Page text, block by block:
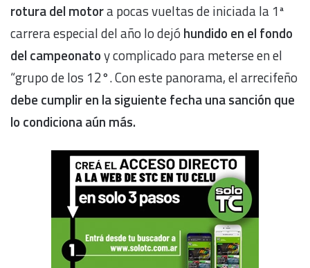
rotura del motora pocas vueltas de iniciada la 1ª
carrera especial del año lo dejó hundido en el fondo
del campeonatoy complicado para meterse en el
“grupo de los 12°. Con este panorama, el arrecifeño
debe cumplir en la siguiente fecha una sanción que
lo condiciona aún más.